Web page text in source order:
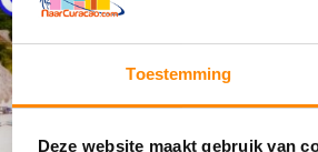
Toestemming
Deze website maakt gebruik van